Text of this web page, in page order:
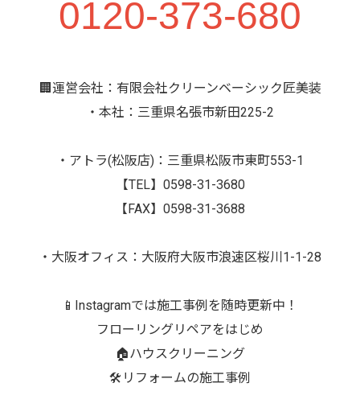
0120-373-680
🏢運営会社：有限会社クリーンベーシック匠美装
・本社：三重県名張市新田225-2
・アトラ(松阪店)：三重県松阪市東町553-1
【TEL】0598-31-3680
【FAX】0598-31-3688
・大阪オフィス：大阪府大阪市浪速区桜川1-1-28
📱Instagramでは施工事例を随時更新中！
フローリングリペアをはじめ
🏠ハウスクリーニング
🛠️リフォームの施工事例